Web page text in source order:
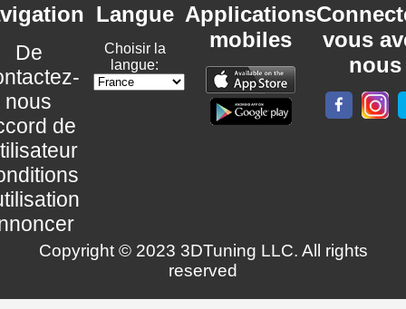
De
nous
de
Langue
Choisir la
langue:
Applications
mobiles
vous
nous
Copyright © 2023 3DTuning LLC. All rights
reserved